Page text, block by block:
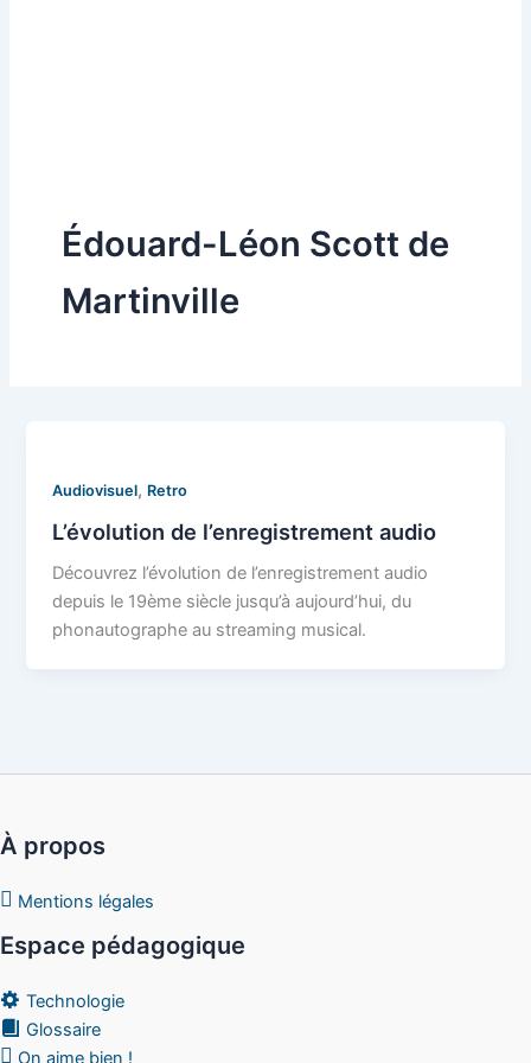
Édouard-Léon Scott de
Martinville
Audiovisuel, Retro
L’évolution de l’enregistrement audio
Découvrez l’évolution de l’enregistrement audio
depuis le 19ème siècle jusqu’à aujourd’hui, du
phonautographe au streaming musical.
À propos
Mentions légales
Espace pédagogique
Technologie
Glossaire
On aime bien !